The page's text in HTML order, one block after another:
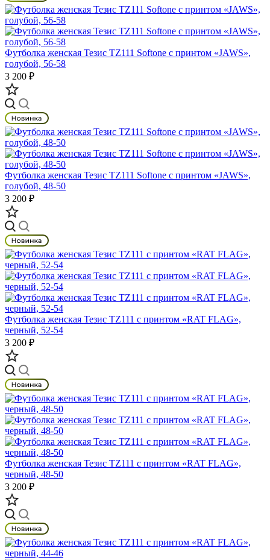
Футболка женская Тезис TZ111 Softone с принтом «JAWS»,
голубой, 56-58
3 200 ₽
Футболка женская Тезис TZ111 Softone с принтом «JAWS»,
голубой, 48-50
3 200 ₽
Футболка женская Тезис TZ111 с принтом «RAT FLAG»,
черный, 52-54
3 200 ₽
Футболка женская Тезис TZ111 с принтом «RAT FLAG»,
черный, 48-50
3 200 ₽